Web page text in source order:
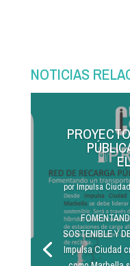
NOTICIAS
porImpulsa
SOSTENIBLE Y
Impulsa Ciudad